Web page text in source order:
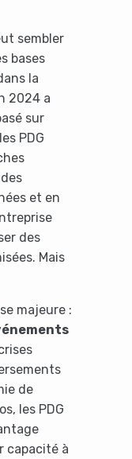
sembler
bases
la
2024 a
sur
PDG
et en
des
Mais
majeure :
de
les PDG
capacité à